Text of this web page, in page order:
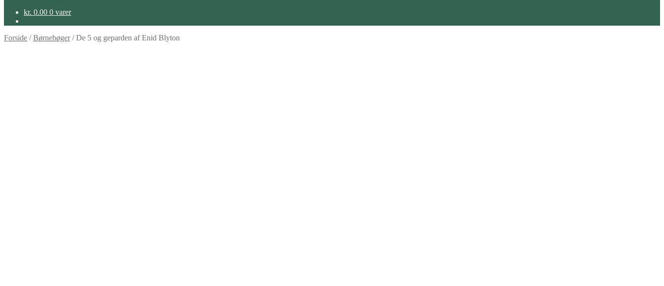
kr. 0.00 0 varer
Forside /Børnebøger/De 5 og geparden af Enid Blyton